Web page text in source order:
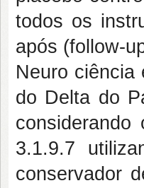
todos os
após (follow-
Neuro ciência
do Delta do
3.1.9.7
conservador